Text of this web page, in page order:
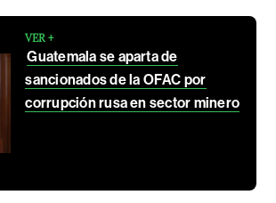
VER +
Guatemala se aparta de
sancionados de la OFAC por
corrupción rusa en sector minero